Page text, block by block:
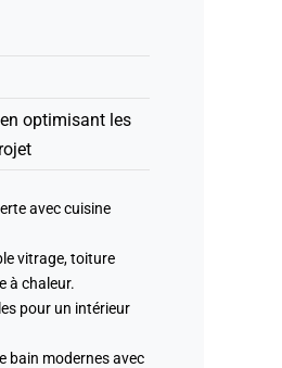
optimisant les
avec cuisine
vitrage, toiture
à chaleur.
pour un intérieur
bain modernes avec